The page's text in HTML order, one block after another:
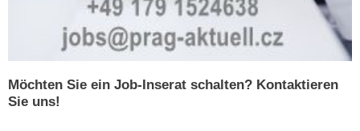
Möchten Sie ein Job-Inserat schalten? Kontaktieren
Sie uns!